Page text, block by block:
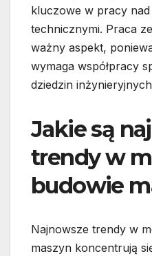
kluczowe w pracy
technicznymi. Praca
ważny aspekt,
wymaga współpracy
dziedzin
Jakie są
trendy w
budowie
Najnowsze trendy w
maszyn koncentrują